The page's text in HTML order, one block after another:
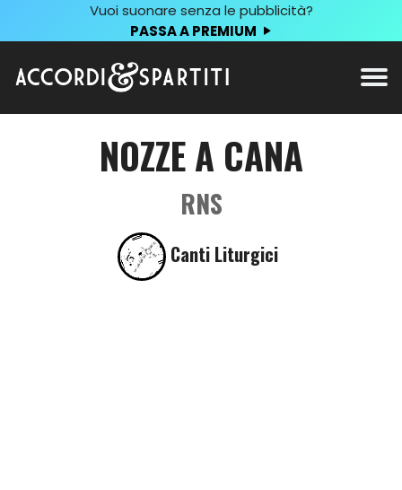
Vuoi suonare senza le pubblicità?
PASSA A PREMIUM
NOZZE A CANA
RNS
Canti Liturgici